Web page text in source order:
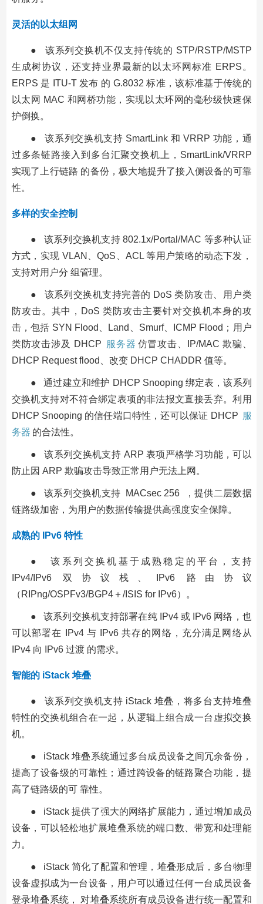
灵活的以太组网
● 该系列交换机不仅支持传统的 STP/RSTP/MSTP
生成树协议，还支持业界最新的以太环网标准 ERPS。
ERPS 是 ITU-T 发布 的 G.8032 标准，该标准基于传统的
以太网 MAC 和网桥功能，实现以太环网的毫秒级快速保
护倒换。
● 该系列交换机支持 SmartLink 和 VRRP 功能，通
过多条链路接入到多台汇聚交换机上，SmartLink/VRRP
实现了上行链路 的备份，极大地提升了接入侧设备的可靠
性。
多样的安全控制
● 该系列交换机支持 802.1x/Portal/MAC 等多种认证
方式，实现 VLAN、QoS、ACL 等用户策略的动态下发，
支持对用户分 组管理。
● 该系列交换机支持完善的 DoS 类防攻击、用户类
防攻击。其中，DoS 类防攻击主要针对交换机本身的攻
击，包括 SYN Flood、Land、Smurf、ICMP Flood；用户
类防攻击涉及 DHCP
服务器 仿冒攻击、IP/MAC 欺骗、
DHCP Request flood、改变 DHCP CHADDR 值等。
● 通过建立和维护 DHCP Snooping 绑定表，该系列
交换机支持对不符合绑定表项的非法报文直接丢弃。利用
DHCP Snooping 的信任端口特性，还可以保证 DHCP 服
务器 的合法性。
● 该系列交换机支持 ARP 表项严格学习功能，可以
防止因 ARP 欺骗攻击导致正常用户无法上网。
● 该系列交换机支持 MACsec 256 ，提供二层数据
链路级加密，为用户的数据传输提供高强度安全保障。
成熟的 IPv6 特性
● 该系列交换机基于成熟稳定的平台，支持
IPv4/IPv6 双协议栈、IPv6 路由协议
（RIPng/OSPFv3/BGP4＋/ISIS for IPv6）。
● 该系列交换机支持部署在纯 IPv4 或 IPv6 网络，也
可以部署在 IPv4 与 IPv6 共存的网络，充分满足网络从
IPv4 向 IPv6 过渡 的需求。
智能的 iStack 堆叠
● 该系列交换机支持 iStack 堆叠，将多台支持堆叠
特性的交换机组合在一起，从逻辑上组合成一台虚拟交换
机。
● iStack 堆叠系统通过多台成员设备之间冗余备份，
提高了设备级的可靠性；通过跨设备的链路聚合功能，提
高了链路级的可 靠性。
● iStack 提供了强大的网络扩展能力，通过增加成员
设备，可以轻松地扩展堆叠系统的端口数、带宽和处理能
力。
● iStack 简化了配置和管理，堆叠形成后，多台物理
设备虚拟成为一台设备，用户可以通过任何一台成员设备
登录堆叠系统， 对堆叠系统所有成员设备进行统一配置和